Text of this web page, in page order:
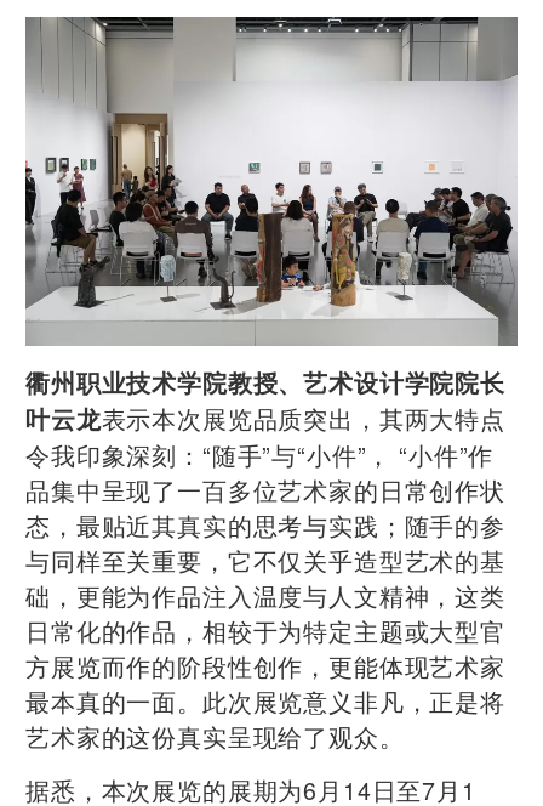
衢州职业技术学院教授、艺术设计学院院长
叶云龙表示本次展览品质突出，其两大特点
令我印象深刻：“随手”与“小件”， “小件”作
品集中呈现了一百多位艺术家的日常创作状
态，最贴近其真实的思考与实践；随手的参
与同样至关重要，它不仅关乎造型艺术的基
础，更能为作品注入温度与人文精神，这类
日常化的作品，相较于为特定主题或大型官
方展览而作的阶段性创作，更能体现艺术家
最本真的一面。此次展览意义非凡，正是将
艺术家的这份真实呈现给了观众。
据悉，本次展览的展期为6月14日至7月1